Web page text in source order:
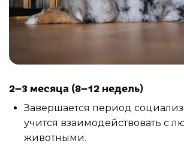
2–3 месяца (8–12 недель)
Завершается период
учится взаимодействовать с
животными.